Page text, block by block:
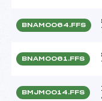
BNAM0064.FFS
BNAM0061.FFS
BMJM0014.FFS